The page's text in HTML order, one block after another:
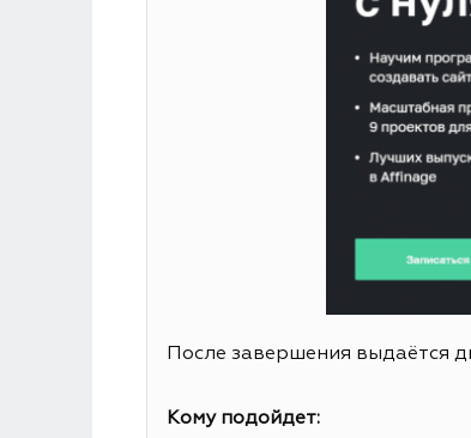
После завершения выдаётся
Кому подойдет: